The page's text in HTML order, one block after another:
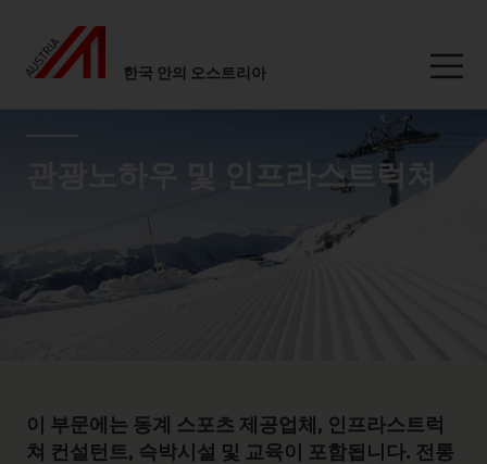
한국 안의 오스트리아
Inhalt
industry page
관광노하우 및 인프라스트럭쳐
이 부문에는 동계 스포츠 제공업체, 인프라스트럭
쳐 컨설턴트, 슥박시설 및 교육이 포함됩니다. 전통